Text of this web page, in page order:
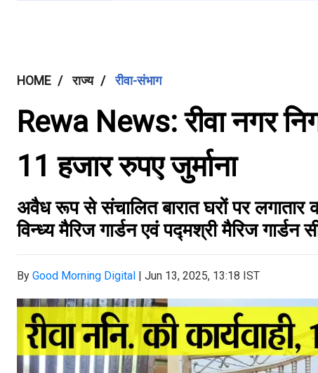
HOME राज्य रीवा-संभाग
Rewa News: रीवा नगर
11 हजार रुपए जुर्माना
अवैध रूप से संचालित बारात घरों पर लगातार
विन्ध्य मैरिज गार्डन एवं पद्मश्री मैरिज गार्डन
By Good Morning Digital | Jun 13, 2025, 13:18 IST